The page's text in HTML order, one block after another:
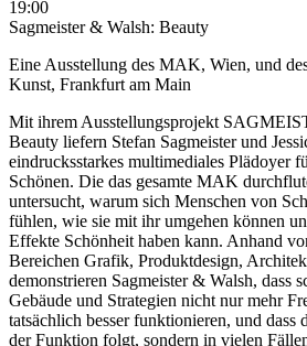
19:00
Sagmeister & Walsh: Beauty
Eine Ausstellung des MAK, Wien, und
Kunst, Frankfurt am Main
Mit ihrem Ausstellungsprojekt
Beauty liefern Stefan Sagmeister und
eindrucksstarkes multimediales Plädoyer
Schönen. Die das gesamte MAK
untersucht, warum sich Menschen von
fühlen, wie sie mit ihr umgehen können
Effekte Schönheit haben kann. Anhand
Bereichen Grafik, Produktdesign,
demonstrieren Sagmeister & Walsh, dass
Gebäude und Strategien nicht nur mehr
tatsächlich besser funktionieren, und dass
der Funktion folgt, sondern in vielen